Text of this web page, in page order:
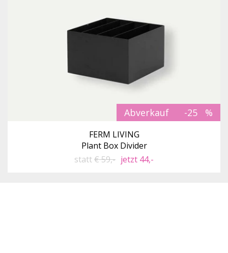
Abverkauf -25
FERM LIVING
Plant Box Divider
statt€ 59,- jetzt 44,-